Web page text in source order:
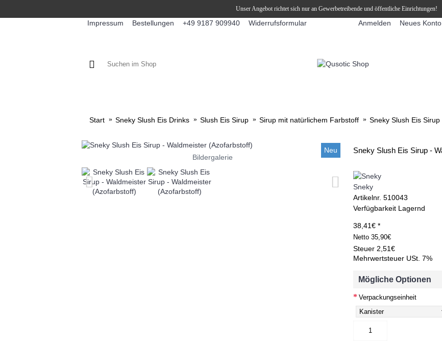
Unser Angebot richtet sich nur an Gewerbetreibende und öffentliche Einrichtungen!
Impressum Bestellungen +49 9187 909940 Widerrufsformular Anmelden Neues
Start Sneky Slush Eis Drinks Slush Eis Sirup Sirup mit natürlichem Farbstoff Sneky Slush Eis
Neu
Bildergalerie
Sneky Slush Eis Sirup -
Sneky
Artikelnr. 510043
Verfügbarkeit Lagernd
38,41€ *
Netto 35,90€
Steuer 2,51€
Mehrwertsteuer USt. 7%
Mögliche Optionen
Verpackungseinheit